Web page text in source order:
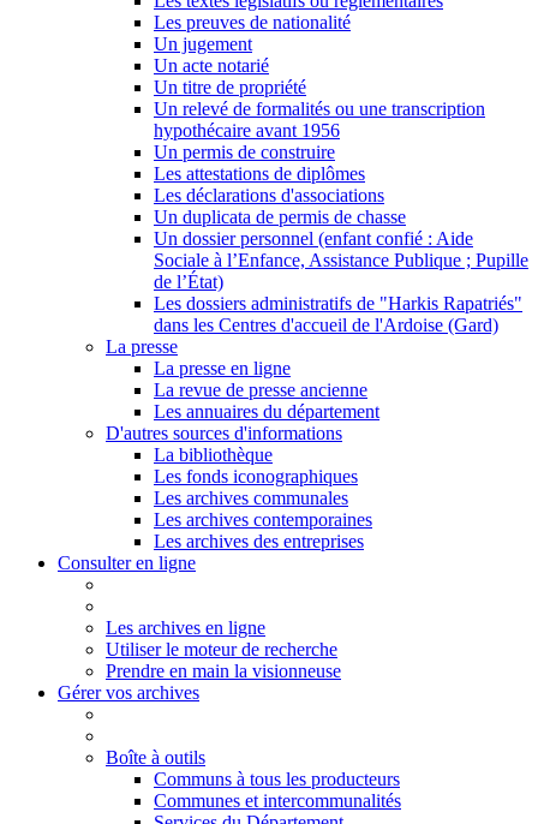
Les preuves de nationalité
Un jugement
Un acte notarié
Un titre de propriété
Un relevé de formalités ou une transcription
hypothécaire avant 1956
Un permis de construire
Les attestations de diplômes
Les déclarations d'associations
Un duplicata de permis de chasse
Un dossier personnel (enfant confié : Aide
Sociale à l’Enfance, Assistance Publique ; Pupille
de l’État)
Les dossiers administratifs de "Harkis Rapatriés"
dans les Centres d'accueil de l'Ardoise (Gard)
La presse
La presse en ligne
La revue de presse ancienne
Les annuaires du département
D'autres sources d'informations
La bibliothèque
Les fonds iconographiques
Les archives communales
Les archives contemporaines
Les archives des entreprises
Consulter en ligne
Les archives en ligne
Utiliser le moteur de recherche
Prendre en main la visionneuse
Gérer vos archives
Boîte à outils
Communs à tous les producteurs
Communes et intercommunalités